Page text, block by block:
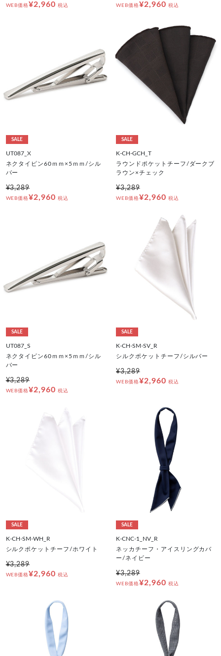
WEB価格¥2,960 税込 WEB価格¥2,960 税込
SALE
UT087_X
ネクタイピン60ｍｍ×5ｍｍ/シル
バー
¥3,289
WEB価格¥2,960 税込
SALE
K-CH-GCH_T
ラウンドポケットチーフ/ダークブ
ラウン×チェック
¥3,289
WEB価格¥2,960 税込
SALE
UT087_S
ネクタイピン60ｍｍ×5ｍｍ/シル
バー
¥3,289
WEB価格¥2,960 税込
SALE
K-CH-SM-SV_R
シルクポケットチーフ/シルバー
¥3,289
WEB価格¥2,960 税込
SALE
K-CH-SM-WH_R
シルクポケットチーフ/ホワイト
¥3,289
WEB価格¥2,960 税込
SALE
K-CNC-1_NV_R
ネッカチーフ・アイスリングカバ
ー/ネイビー
¥3,289
WEB価格¥2,960 税込